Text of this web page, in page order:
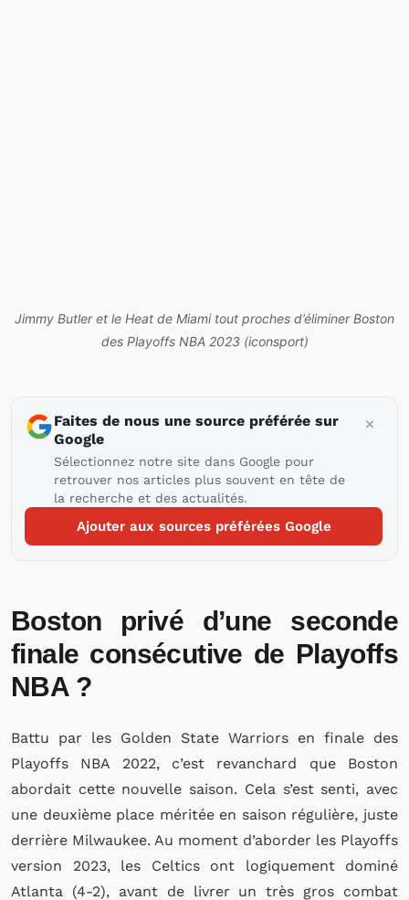
Jimmy Butler et le Heat de Miami tout proches d’éliminer Boston
des Playoffs NBA 2023 (iconsport)
Faites de nous une source préférée sur
Google
Sélectionnez notre site dans Google pour
retrouver nos articles plus souvent en tête de
la recherche et des actualités.
Ajouter aux sources préférées Google
Boston privé d’une seconde
finale consécutive de Playoffs
NBA ?
Battu par les Golden State Warriors en finale des
Playoffs NBA 2022, c’est revanchard que Boston
abordait cette nouvelle saison. Cela s’est senti, avec
une deuxième place méritée en saison régulière, juste
derrière Milwaukee. Au moment d’aborder les Playoffs
version 2023, les Celtics ont logiquement dominé
Atlanta (4-2), avant de livrer un très gros combat